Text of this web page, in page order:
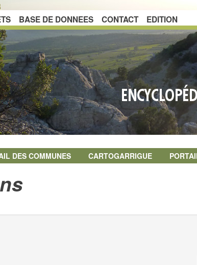
BASE DE DONNEES CONTACT EDITION
DES COMMUNES CARTOGARRIGUE